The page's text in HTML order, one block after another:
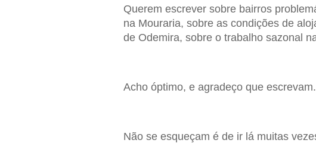
Querem escrever sobre bairros
na Mouraria, sobre as condições de
de Odemira, sobre o trabalho sazonal
Acho óptimo, e agradeço que escrevam.
Não se esqueçam é de ir lá muitas